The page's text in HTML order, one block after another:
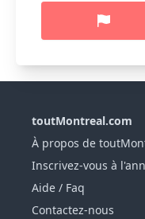
toutMontreal.com
À propos de
Inscrivez-vous à
Aide / Faq
Contactez-nous